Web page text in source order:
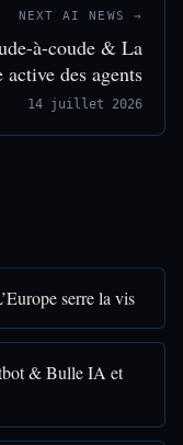
NEXT AI NEWS →
à-coude & La
active des agents
14 juillet 2026
serre la vis
& Bulle IA et